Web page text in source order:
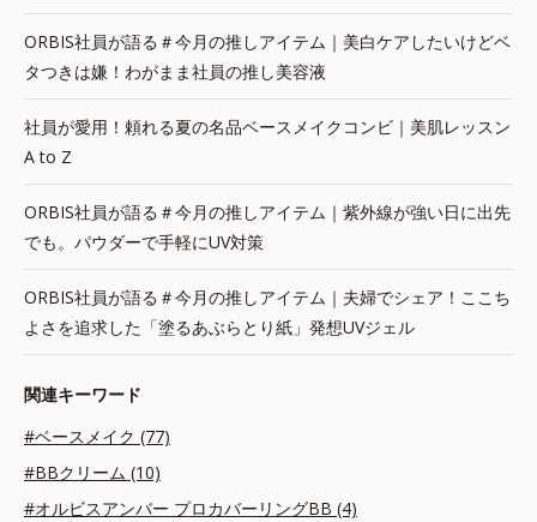
ORBIS社員が語る＃今月の推しアイテム｜美白ケアしたいけどベ
タつきは嫌！わがまま社員の推し美容液
社員が愛用！頼れる夏の名品ベースメイクコンビ｜美肌レッスン
A to Z
ORBIS社員が語る＃今月の推しアイテム｜紫外線が強い日に出先
でも。パウダーで手軽にUV対策
ORBIS社員が語る＃今月の推しアイテム｜夫婦でシェア！ここち
よさを追求した「塗るあぶらとり紙」発想UVジェル
関連キーワード
#ベースメイク (77)
#BBクリーム (10)
#オルビスアンバー プロカバーリングBB (4)